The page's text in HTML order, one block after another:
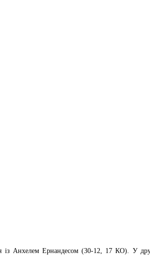
Анхелем Ернандесом (30-12, 17 КО). У